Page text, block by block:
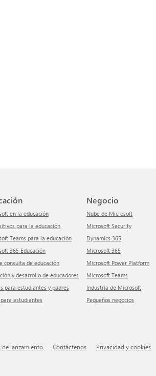
en la educación
para la educación
Teams para la educación
365 Educación
consulta de educación
y desarrollo de educadores
para estudiantes y padres
para estudiantes
Negocio
Nube de Microsoft
Microsoft Security
Dynamics 365
Microsoft 365
Microsoft Power Platform
Microsoft Teams
Industria de Microsoft
Pequeños negocios
de lanzamiento Contáctenos Privacidad y cookies